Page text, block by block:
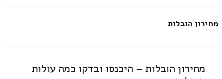
מחירון הובלות
מחירון הובלות – היכנסו ובדקו כמה עולות